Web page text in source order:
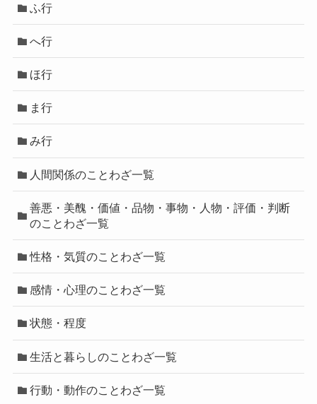
ふ行
へ行
ほ行
ま行
み行
人間関係のことわざ一覧
善悪・美醜・価値・品物・事物・人物・評価・判断
のことわざ一覧
性格・気質のことわざ一覧
感情・心理のことわざ一覧
状態・程度
生活と暮らしのことわざ一覧
行動・動作のことわざ一覧